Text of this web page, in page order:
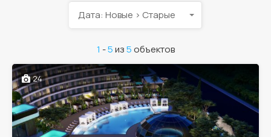
1 -5из5 объектов
Дата: Новые > Старые
24